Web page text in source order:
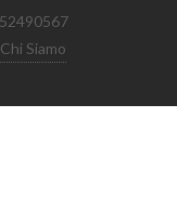
Chi Siamo